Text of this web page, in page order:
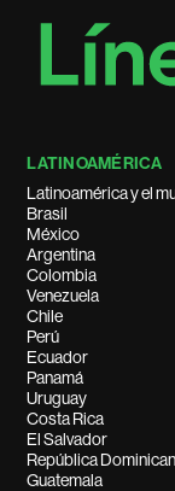
LATINOAMÉRICA
Latinoamérica y el
Brasil
México
Argentina
Colombia
Venezuela
Chile
Perú
Ecuador
Panamá
Uruguay
Costa Rica
El Salvador
República
Guatemala